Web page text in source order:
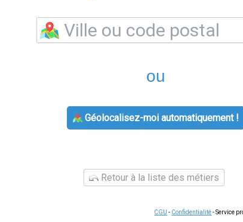
ou
Géolocalisez-moi automatiquement !
Retour à la liste des métiers
CGU - Confidentialité- Service